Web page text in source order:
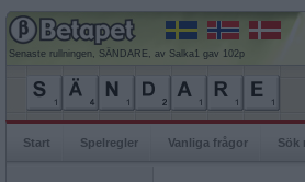
Senaste rullningen, SÄNDARE, av Salka1 gav 102p
Start Spelregler Vanliga frågor Sök